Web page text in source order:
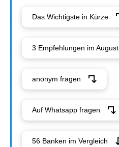
Das Wichtigste in Kürze
3 Empfehlungen im August
anonym fragen
Auf Whatsapp fragen
56 Banken im Vergleich